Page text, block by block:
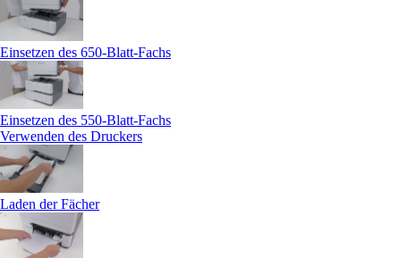
Einsetzen des 650-Blatt-Fachs
Einsetzen des 550-Blatt-Fachs
Verwenden des Druckers
Laden der Fächer